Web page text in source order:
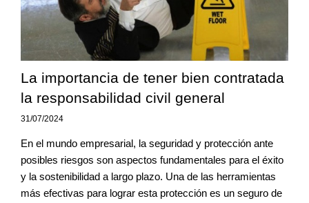
La importancia de tener bien contratada
la responsabilidad civil general
31/07/2024
En el mundo empresarial, la seguridad y protección ante
posibles riesgos son aspectos fundamentales para el éxito
y la sostenibilidad a largo plazo. Una de las herramientas
más efectivas para lograr esta protección es un seguro de